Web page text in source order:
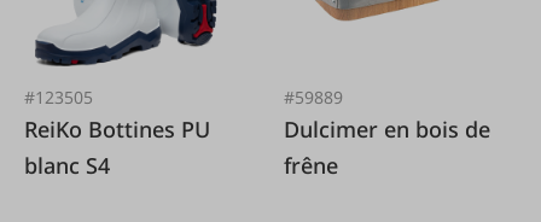
#123505
ReiKo Bottines PU
blanc S4
#59889
Dulcimer en bois de
frêne